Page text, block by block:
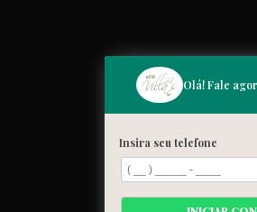
MENU
Home
Quem somos
Cardápio
Blog
Galeria
Olá! Fale
Insira seu telefone